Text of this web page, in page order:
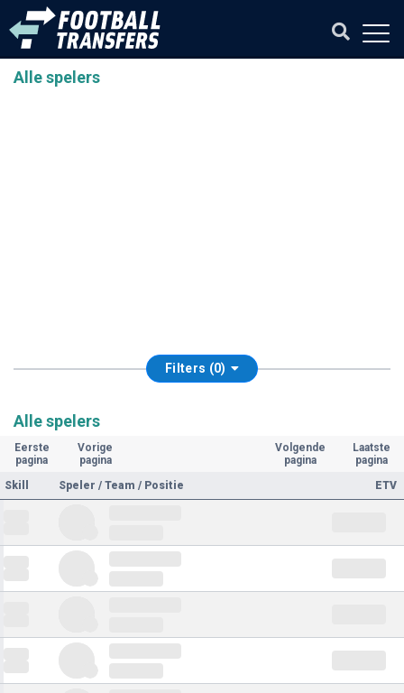
Alle spelers
Filters (0)
Alle spelers
Eerste
pagina
Vorige
pagina
Volgende
pagina
Laatste
pagina
Skill
Speler / Team / Positie ETV